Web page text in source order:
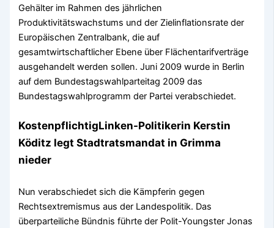
Gehälter im Rahmen des jährlichen
Produktivitätswachstums und der Zielinflationsrate der
Europäischen Zentralbank, die auf
gesamtwirtschaftlicher Ebene über Flächentarifverträge
ausgehandelt werden sollen. Juni 2009 wurde in Berlin
auf dem Bundestagswahlparteitag 2009 das
Bundestagswahlprogramm der Partei verabschiedet.
Kostenpflichtig Linken-Politikerin Kerstin
Köditz legt Stadtratsmandat in Grimma
nieder
Nun verabschiedet sich die Kämpferin gegen
Rechtsextremismus aus der Landespolitik. Das
überparteiliche Bündnis führte der Polit-Youngster Jonas